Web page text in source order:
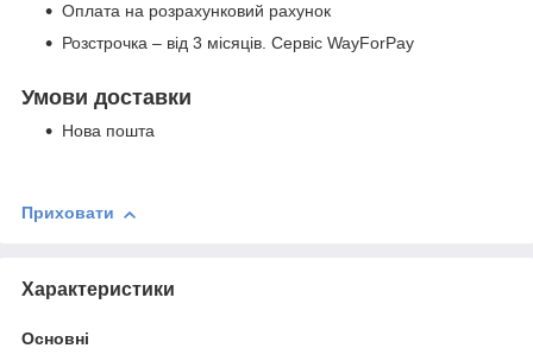
Оплата на розрахунковий рахунок
Розстрочка – від 3 місяців. Сервіс WayForPay
Умови доставки
Нова пошта
Приховати
Характеристики
Основні